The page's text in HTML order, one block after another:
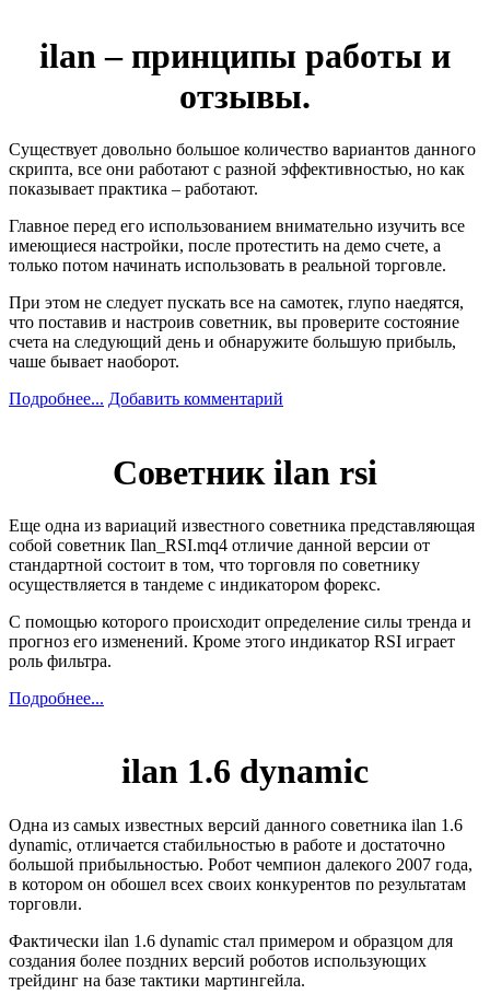
ilan – принципы работы и
отзывы.
Существует довольно большое количество вариантов данного
скрипта, все они работают с разной эффективностью, но как
показывает практика – работают.
Главное перед его использованием внимательно изучить все
имеющиеся настройки, после протестить на демо счете, а
только потом начинать использовать в реальной торговле.
При этом не следует пускать все на самотек, глупо наедятся,
что поставив и настроив советник, вы проверите состояние
счета на следующий день и обнаружите большую прибыль,
чаше бывает наоборот.
Подробнее... Добавить комментарий
Советник ilan rsi
Еще одна из вариаций известного советника представляющая
собой советник Ilan_RSI.mq4 отличие данной версии от
стандартной состоит в том, что торговля по советнику
осуществляется в тандеме с индикатором форекс.
С помощью которого происходит определение силы тренда и
прогноз его изменений. Кроме этого индикатор RSI играет
роль фильтра.
Подробнее...
ilan 1.6 dynamic
Одна из самых известных версий данного советника ilan 1.6
dynamic, отличается стабильностью в работе и достаточно
большой прибыльностью. Робот чемпион далекого 2007 года,
в котором он обошел всех своих конкурентов по результатам
торговли.
Фактически ilan 1.6 dynamic стал примером и образцом для
создания более поздних версий роботов использующих
трейдинг на базе тактики мартингейла.